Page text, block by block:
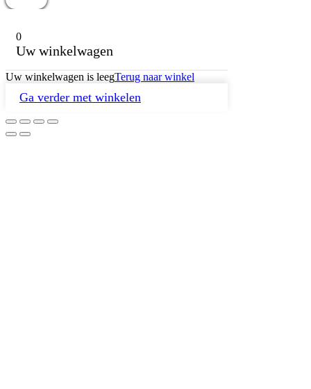
0
Uw winkelwagen
Uw winkelwagen is leegTerug naar winkel
Ga verder met winkelen